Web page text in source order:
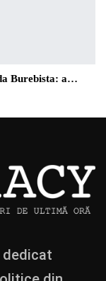
Burebista: a…
dedicat